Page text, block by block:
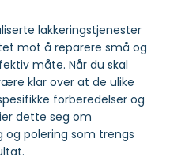
lakkeringstjenester
mot å reparere små og
måte. Når du skal
klar over at de ulike
forberedelser og
dette seg om
og polering som trengs